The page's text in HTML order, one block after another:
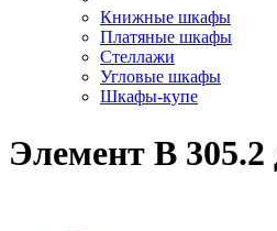
Книжные шкафы
Платяные шкафы
Стеллажи
Угловые шкафы
Шкафы-купе
Элемент B 305.2